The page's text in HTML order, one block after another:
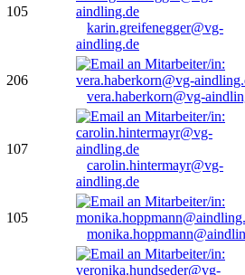
105
karin.greifenegger@vg-
aindling.de
206
vera.haberkorn@vg-
107
carolin.hintermayr@vg-
aindling.de
105